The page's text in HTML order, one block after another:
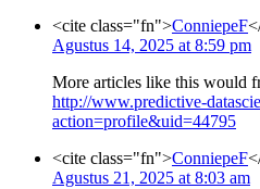
<cite class="fn">ConniepeF
Agustus 14, 2025 at 8:59 pm
More articles like this would
http://www.predictive-
action=profile&uid=44795
<cite class="fn">ConniepeF
Agustus 21, 2025 at 8:03 am